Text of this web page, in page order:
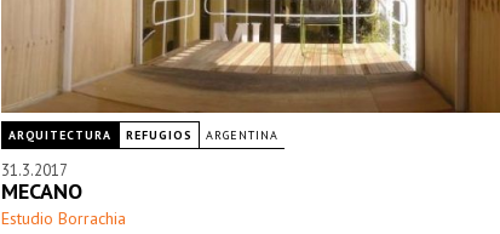
ARQUITECTURA REFUGIOS ARGENTINA
31.3.2017
MECANO
Estudio Borrachia